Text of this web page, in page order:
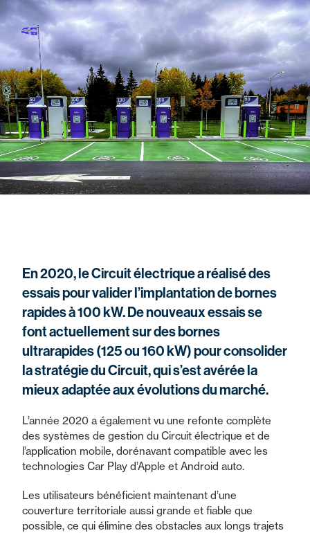
En 2020, le Circuit électrique a réalisé des
essais pour valider l’implantation de bornes
rapides à 100 kW. De nouveaux essais se
font actuellement sur des bornes
ultrarapides (125 ou 160 kW) pour consolider
la stratégie du Circuit, qui s’est avérée la
mieux adaptée aux évolutions du marché.
L’année 2020 a également vu une refonte complète
des systèmes de gestion du Circuit électrique et de
l’application mobile, dorénavant compatible avec les
technologies Car Play d’Apple et Android auto.
Les utilisateurs bénéficient maintenant d’une
couverture territoriale aussi grande et fiable que
possible, ce qui élimine des obstacles aux longs trajets